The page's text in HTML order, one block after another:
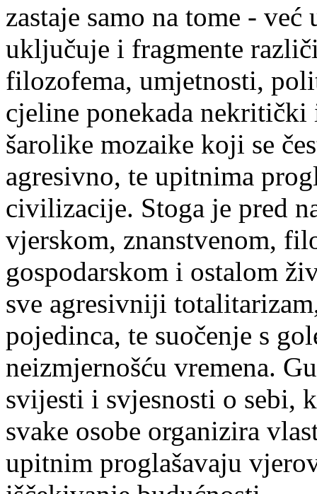
zastaje samo na tome -
uključuje i fragmente
filozofema, umjetnosti,
cjeline ponekada
šarolike mozaike koji se
agresivno, te upitnima
civilizacije. Stoga je pred
vjerskom, znanstvenom,
gospodarskom i ostalom
sve agresivniji
pojedinca, te suočenje s
neizmjernošću vremena.
svijesti i svjesnosti o sebi,
svake osobe organizira
upitnim proglašavaju